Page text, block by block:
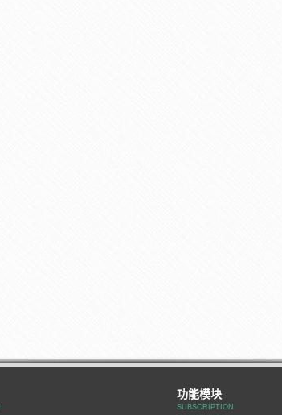
功能模块
SUBSCRIPTION